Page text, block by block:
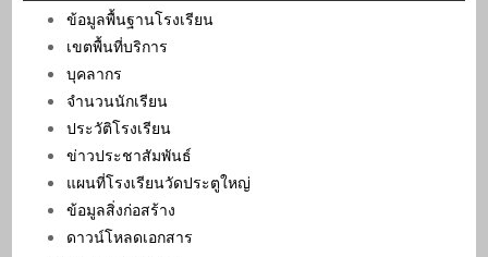
ข้อมูลพื้นฐานโรงเรียน
เขตพื้นที่บริการ
บุคลากร
จำนวนนักเรียน
ประวัติโรงเรียน
ข่าวประชาสัมพันธ์
แผนที่โรงเรียนวัดประตูใหญ่
ข้อมูลสิ่งก่อสร้าง
ดาวน์โหลดเอกสาร